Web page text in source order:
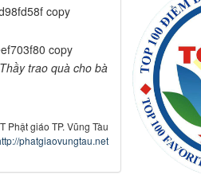
trao quà cho bà
Phật giáo TP. Vũng Tàu
phatgiaovungtau.net